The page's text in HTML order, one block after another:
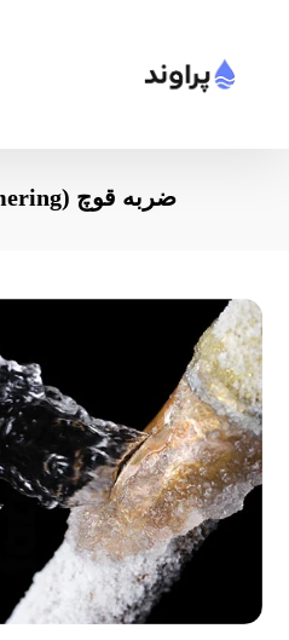
ضربه قوچ (Water hammering)